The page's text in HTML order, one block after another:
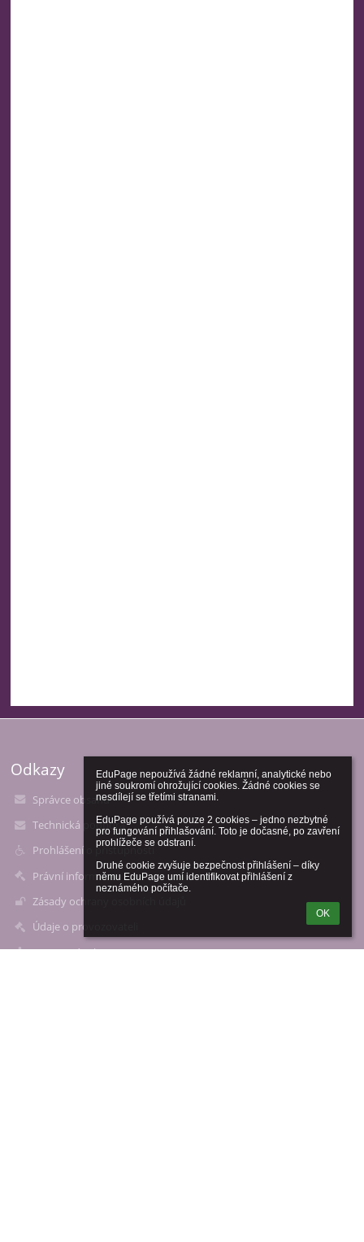
EduPage nepoužívá žádné reklamní, analytické nebo
jiné soukromí ohrožující cookies. Žádné cookies se
nesdílejí se třetími stranami.
EduPage používá pouze 2 cookies – jedno nezbytné
pro fungování přihlašování. Toto je dočasné, po zavření
prohlížeče se odstraní.
Druhé cookie zvyšuje bezpečnost přihlášení – díky
němu EduPage umí identifikovat přihlášení z
neznámého počítače.
OK
Odkazy
Správce obsahu
Technická podpora
Prohlášení o přístupnosti
Právní informace
Zásady ochrany osobních údajů
Údaje o provozovateli
Mapa stránek